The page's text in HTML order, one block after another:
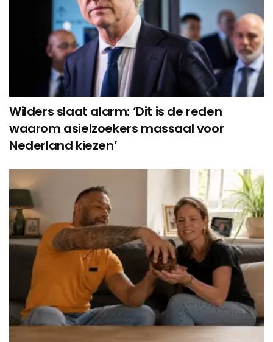
Wilders slaat alarm: ‘Dit is de reden
waarom asielzoekers massaal voor
Nederland kiezen’